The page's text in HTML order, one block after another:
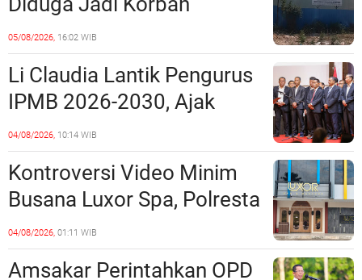
Penipuan Kavling Hingga
Miliaran Rupiah, Laporan ke
Polda Kepri Jalan di
Tempat?
05/08/2026, 16:02 WIB
Li Claudia Lantik Pengurus
IPMB 2026-2030, Ajak
Perkuat Kerukunan dan
Sinergi dengan Pemko
Batam
04/08/2026, 10:14 WIB
Kontroversi Video Minim
Busana Luxor Spa, Polresta
Barelang Usut Tuntas
Unsur Pelanggaran Hukum
04/08/2026, 01:11 WIB
Amsakar Perintahkan OPD